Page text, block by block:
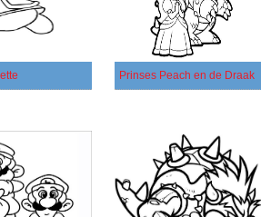
Prinses Peach en de Draak